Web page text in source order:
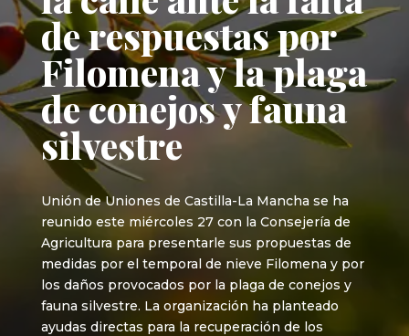
de respuestas por
Filomena y la plaga
de conejos y fauna
silvestre
Unión de Uniones de Castilla-La Mancha se ha
reunido este miércoles 27 con la Consejería de
Agricultura para presentarle sus propuestas de
medidas por el temporal de nieve Filomena y por
los daños provocados por la plaga de conejos y
fauna silvestre. La organización ha planteado
ayudas directas para la recuperación de los